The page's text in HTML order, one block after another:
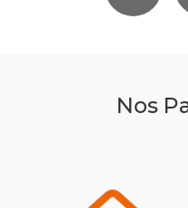
Nos